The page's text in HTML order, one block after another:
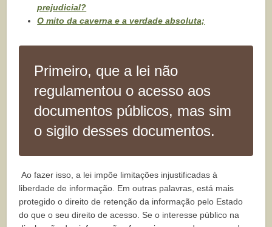
prejudicial?
O mito da caverna e a verdade absoluta;
Primeiro, que a lei não
regulamentou o acesso aos
documentos públicos, mas sim
o sigilo desses documentos.
Ao fazer isso, a lei impõe limitações injustificadas à
liberdade de informação. Em outras palavras, está mais
protegido o direito de retenção da informação pelo Estado
do que o seu direito de acesso. Se o interesse público na